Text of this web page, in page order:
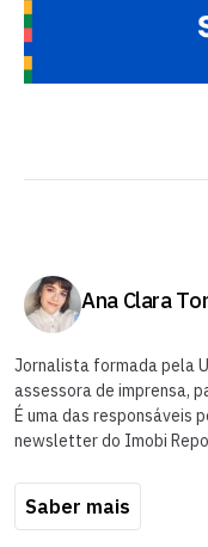
Ana Clara
Jornalista formada pela
assessora de imprensa,
É uma das responsáveis
newsletter do Imobi
Saber mais